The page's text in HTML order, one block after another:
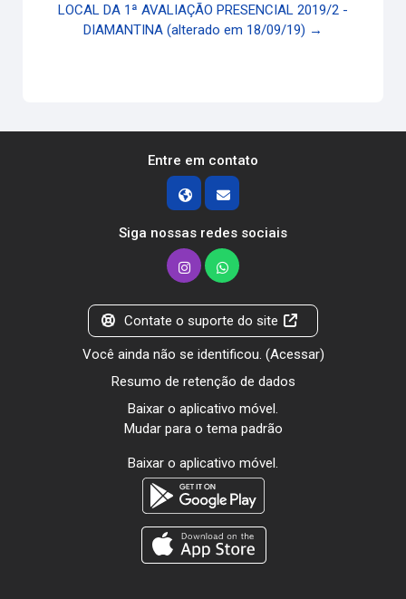
LOCAL DA 1ª AVALIAÇÃO PRESENCIAL 2019/2 -
DIAMANTINA (alterado em 18/09/19) →
Entre em contato
Siga nossas redes sociais
Contate o suporte do site
Você ainda não se identificou. (Acessar)
Resumo de retenção de dados
Baixar o aplicativo móvel.
Mudar para o tema padrão
Baixar o aplicativo móvel.